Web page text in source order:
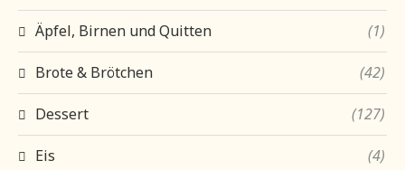
Äpfel, Birnen und Quitten (1)
Brote & Brötchen (42)
Dessert (127)
Eis (4)